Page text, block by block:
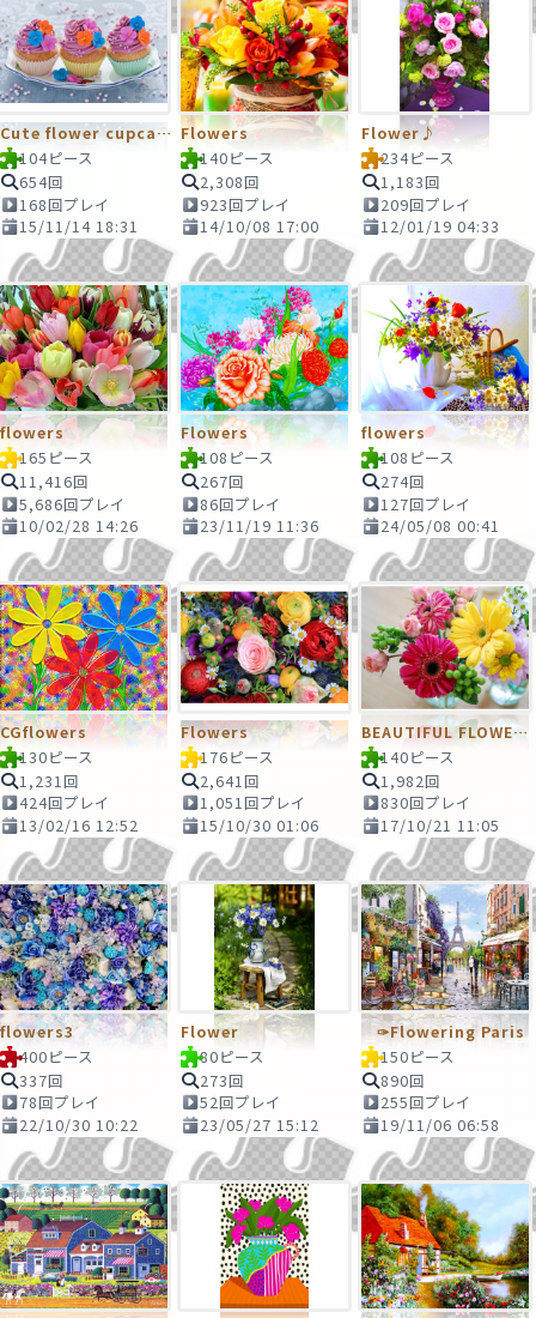
Cute flower cupcakes
104ピース
654回
168回プレイ
15/11/14 18:31
Flowers
140ピース
2,308回
923回プレイ
14/10/08 17:00
Flower♪
234ピース
1,183回
209回プレイ
12/01/19 04:33
flowers
165ピース
11,416回
5,686回プレイ
10/02/28 14:26
Flowers
108ピース
267回
86回プレイ
23/11/19 11:36
flowers
108ピース
274回
127回プレイ
24/05/08 00:41
CGflowers
130ピース
1,231回
424回プレイ
13/02/16 12:52
Flowers
176ピース
2,641回
1,051回プレイ
15/10/30 01:06
BEAUTIFUL FLOWERS
140ピース
1,982回
830回プレイ
17/10/21 11:05
flowers3
400ピース
337回
78回プレイ
22/10/30 10:22
Flower
80ピース
273回
52回プレイ
23/05/27 15:12
✑Flowering Paris
150ピース
890回
255回プレイ
19/11/06 06:58